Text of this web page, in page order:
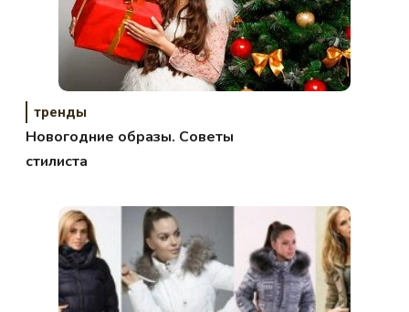
тренды
Новогодние образы. Советы
стилиста